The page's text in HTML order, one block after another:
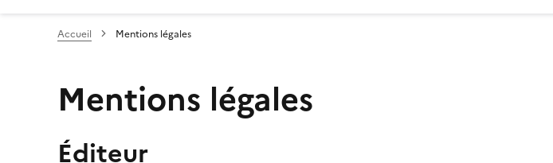
Accueil Mentions légales
Mentions légales
Éditeur